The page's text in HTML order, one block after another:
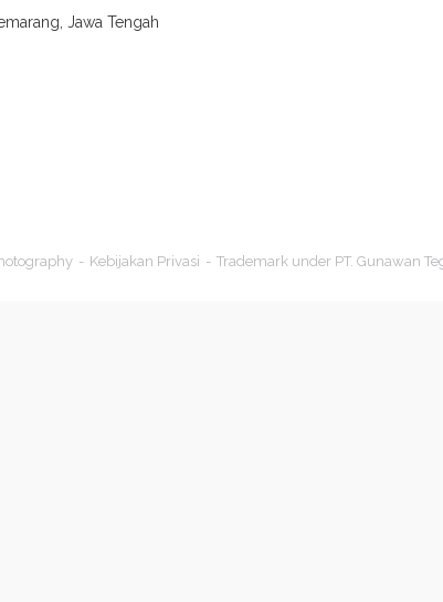
Jawa Tengah
Kebijakan Privasi Trademark under PT. Gunawan